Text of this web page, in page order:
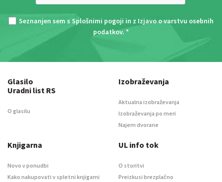
Seznanjen sem s Splošnimi pogoji in z Izjavo o varstvu osebnih
podatkov. *
Glasilo
Uradni list RS
O glasilu
Izobraževanja
Aktualna izobraževanja
Izobraževanja po meri
Najem dvorane
Knjigarna
Novo v ponudbi
Kako nakupovati v spletni knjigarni
UL info tok
O storitvi
Preizkusi brezplačno